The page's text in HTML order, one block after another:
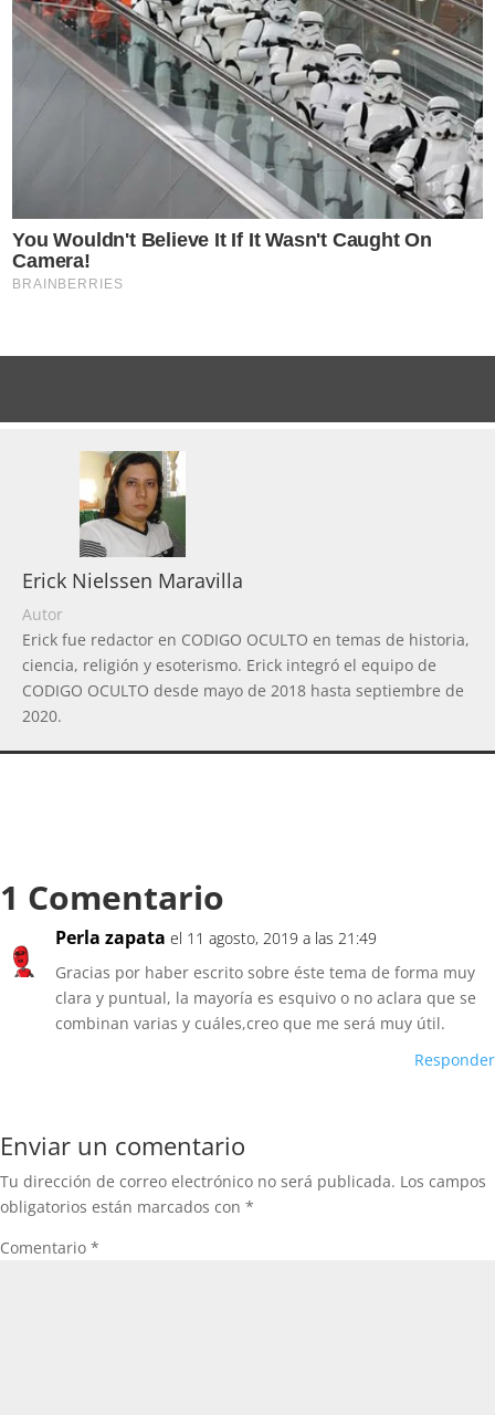
Erick Nielssen Maravilla
Autor
Erick fue redactor en CODIGO OCULTO en temas de historia,
ciencia, religión y esoterismo. Erick integró el equipo de
CODIGO OCULTO desde mayo de 2018 hasta septiembre de
2020.
1 Comentario
Perla zapata el 11 agosto, 2019 a las 21:49
Gracias por haber escrito sobre éste tema de forma muy
clara y puntual, la mayoría es esquivo o no aclara que se
combinan varias y cuáles,creo que me será muy útil.
Responder
Enviar un comentario
Tu dirección de correo electrónico no será publicada. Los campos
obligatorios están marcados con *
Comentario *